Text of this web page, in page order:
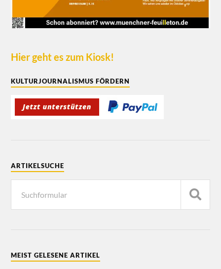
Hier geht es zum Kiosk!
KULTURJOURNALISMUS FÖRDERN
ARTIKELSUCHE
MEIST GELESENE ARTIKEL